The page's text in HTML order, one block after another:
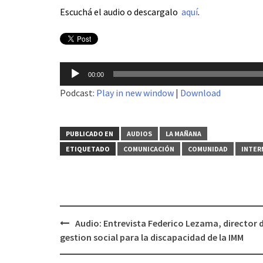
Escuchá el audio o descargalo aquí.
Reproductor
de
audio
00:00
Podcast: Play in new window | Download
PUBLICADO EN AUDIOS
LA MAÑANA
ETIQUETADO
COMUNICACIÓN COMUNIDAD
Navegación
de
Audio: Entrevista Federico Lezama, director
gestion social para la discapacidad de la IMM